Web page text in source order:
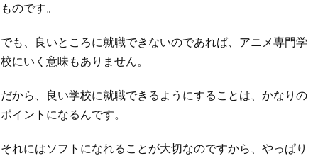
ものです。
でも、良いところに就職できないのであれば、アニメ専門学
校にいく意味もありません。
だから、良い学校に就職できるようにすることは、かなりの
ポイントになるんです。
それにはソフトになれることが大切なのですから、やっぱり